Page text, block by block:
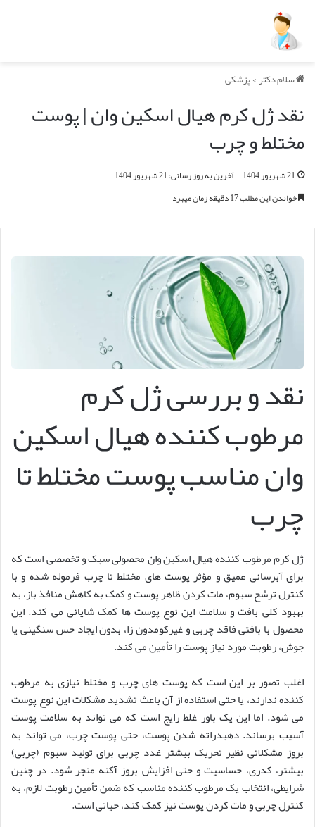
سلام دکتر>پزشکی
نقد ژل کرم هیال اسکین وان | پوست
مختلط و چرب
21 شهریور 1404
آخرین به روز رسانی: 21 شهریور 1404
خواندن این مطلب 17 دقیقه زمان میبرد
نقد و بررسی ژل کرم
مرطوب کننده هیال اسکین
وان مناسب پوست مختلط تا
چرب
ژل کرم مرطوب کننده هیال اسکین وان محصولی سبک و تخصصی است که
برای آبرسانی عمیق و مؤثر پوست های مختلط تا چرب فرموله شده و با
کنترل ترشح سبوم، مات کردن ظاهر پوست و کمک به کاهش منافذ باز، به
بهبود کلی بافت و سلامت این نوع پوست ها کمک شایانی می کند. این
محصول با بافتی فاقد چربی و غیرکومدون زا، بدون ایجاد حس سنگینی یا
جوش، رطوبت مورد نیاز پوست را تأمین می کند.
اغلب تصور بر این است که پوست های چرب و مختلط نیازی به مرطوب
کننده ندارند، یا حتی استفاده از آن باعث تشدید مشکلات این نوع پوست
می شود. اما این یک باور غلط رایج است که می تواند به سلامت پوست
آسیب برساند. دهیدراته شدن پوست، حتی پوست چرب، می تواند به
بروز مشکلاتی نظیر تحریک بیشتر غدد چربی برای تولید سبوم (چربی)
بیشتر، کدری، حساسیت و حتی افزایش بروز آکنه منجر شود. در چنین
شرایطی، انتخاب یک مرطوب کننده مناسب که ضمن تأمین رطوبت لازم، به
کنترل چربی و مات کردن پوست نیز کمک کند، حیاتی است.